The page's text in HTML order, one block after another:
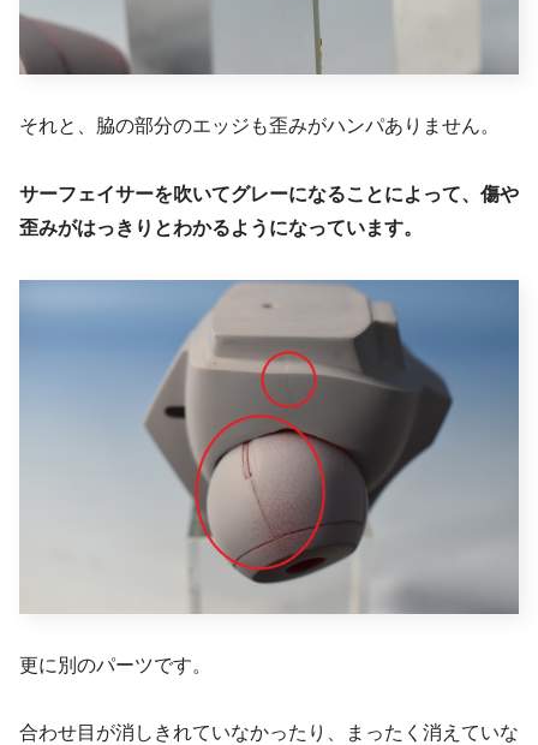
それと、脇の部分のエッジも歪みがハンパありません。
サーフェイサーを吹いてグレーになることによって、傷や
歪みがはっきりとわかるようになっています。
更に別のパーツです。
合わせ目が消しきれていなかったり、まったく消えていな